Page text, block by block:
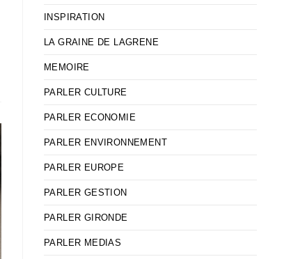
INSPIRATION
LA GRAINE DE LAGRENE
MEMOIRE
PARLER CULTURE
PARLER ECONOMIE
PARLER ENVIRONNEMENT
PARLER EUROPE
PARLER GESTION
PARLER GIRONDE
PARLER MEDIAS